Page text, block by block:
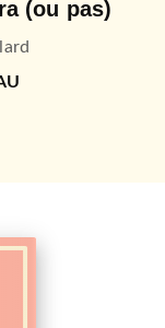
(ou pas)